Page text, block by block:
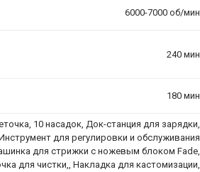
6000-7000 об/мин
240 мин
180 мин
10 насадок, Док-станция для зарядки,
для регулировки и обслуживания
для стрижки с ножевым блоком Fade,
для чистки,, Накладка для кастомизации,